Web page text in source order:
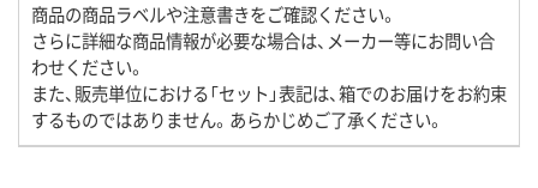
商品の商品ラベルや注意書きをご確認ください。
さらに詳細な商品情報が必要な場合は、メーカー等にお問い合
わせください。
また、販売単位における「セット」表記は、箱でのお届けをお約束
するものではありません。あらかじめご了承ください。